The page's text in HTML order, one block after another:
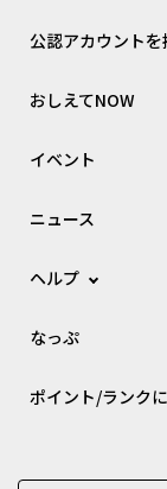
公認アカウントを
おしえてNOW
イベント
ニュース
ヘルプ
なっぷ
ポイント/ランク